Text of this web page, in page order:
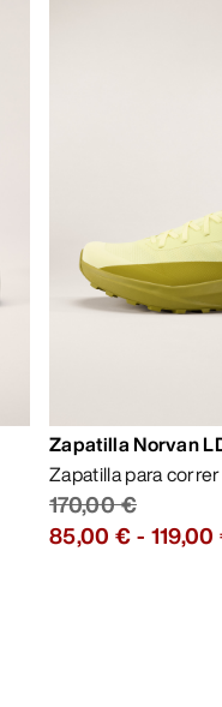
Zapatilla Norvan
Zapatilla para
170,00 €
85,00 €-